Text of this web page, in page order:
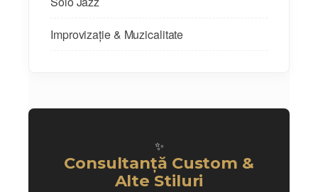
Improvizație & Muzicalitate
✨
Consultanță Custom &
Alte Stiluri